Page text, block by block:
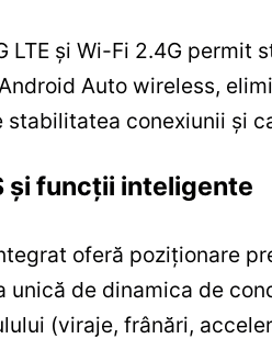
LTE și Wi-Fi 2.4G permit
Auto wireless,
stabilitatea conexiunii și
și funcții inteligente
oferă poziționare
unică de dinamica de
(viraje, frânări,